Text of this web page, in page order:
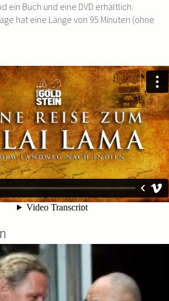
ein Buch und eine DVD erhältlich.
hat eine Länge von 95 Minuten (ohne